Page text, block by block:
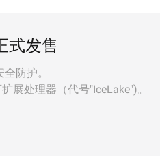
式发售
防护。
展处理器（代号"IceLake")。